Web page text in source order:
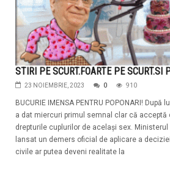
STIRI PE SCURT.FOARTE PE SCURT.SI
23 NOIEMBRIE, 2023 0 910
BUCURIE IMENSA PENTRU POPONARI!
a dat miercuri primul semnal clar că acceptă
drepturile cuplurilor de același sex. Ministerul
lansat un demers oficial de aplicare a
civile ar putea deveni realitate la